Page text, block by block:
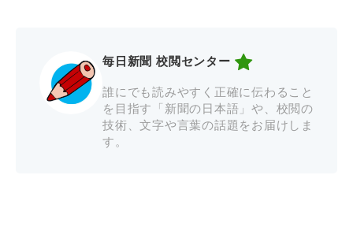
毎日新聞 校閲センター
誰にでも読みやすく正確に伝わること
を目指す「新聞の日本語」や、校閲の
技術、文字や言葉の話題をお届けしま
す。